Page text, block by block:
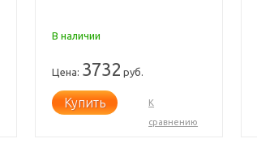
В наличии
Цена: 3732 руб.
Купить
К
сравнению